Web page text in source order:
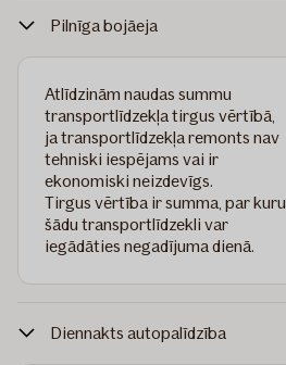
Pilnīga bojāeja
Atlīdzinām naudas summu
transportlīdzekļa tirgus vērtībā,
ja transportlīdzekļa remonts nav
tehniski iespējams vai ir
ekonomiski neizdevīgs.
Tirgus vērtība ir summa, par kuru
šādu transportlīdzekli var
iegādāties negadījuma dienā.
Diennakts autopalīdzība